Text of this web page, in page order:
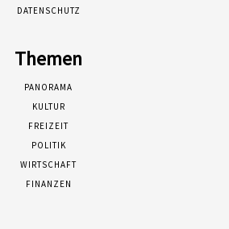
DATENSCHUTZ
Themen
PANORAMA
KULTUR
FREIZEIT
POLITIK
WIRTSCHAFT
FINANZEN